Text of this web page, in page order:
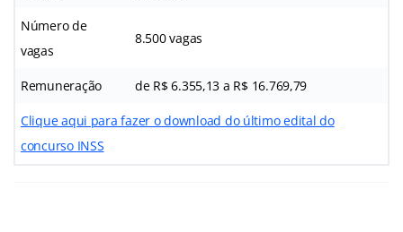
Número de
vagas
8.500 vagas
Remuneração de R$ 6.355,13 a R$ 16.769,79
Clique aqui para fazer o download do último edital do
concurso INSS